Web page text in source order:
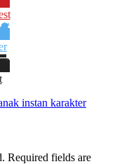
instan karakter
Required fields are